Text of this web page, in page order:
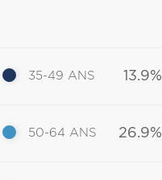
35-49 ANS 13.9%
50-64 ANS 26.9%